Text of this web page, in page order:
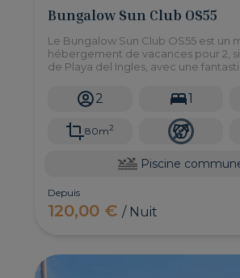
Bungalow Sun Club OS55
Le Bungalow Sun Club OS55 est un
hébergement de vacances pour 2,
de Playa del Ingles, avec une
vacances!2 1
80m2
Piscine
Depuis
120,00 €/ Nuit